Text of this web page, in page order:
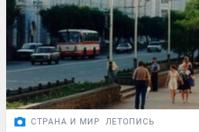
СТРАНА И МИР ЛЕТОПИСЬ